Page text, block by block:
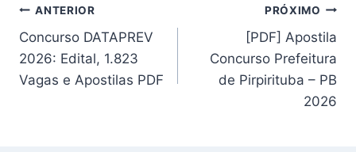
Navegação
de
Post
ANTERIOR
Concurso DATAPREV
2026: Edital, 1.823
Vagas e Apostilas PDF
PRÓXIMO
[PDF] Apostila
Concurso Prefeitura
de Pirpirituba – PB
2026